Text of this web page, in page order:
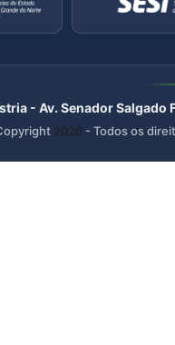
- Av. Senador
2026 - Todos os